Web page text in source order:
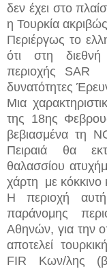
δεν έχει στο
η Τουρκία
Περιέργως το
ότι στη
περιοχής SAR
δυνατότητες
Μια
της 18ης
βεβιασμένα τη
Πειραιά θα
θαλασσίου
χάρτη με κόκκινο
Η περιοχή
παράνομης
Αθηνών, για την
αποτελεί
FIR Κων/λης